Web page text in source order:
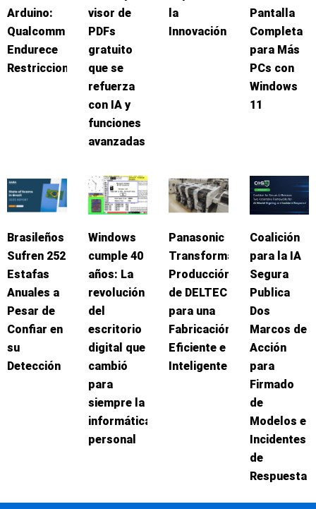
Arduino:
Qualcomm
Endurece
Restricciones
visor de
PDFs
gratuito
que se
refuerza
con IA y
funciones
avanzadas
la
Innovación
Pantalla
Completa
para Más
PCs con
Windows
11
Brasileños
Sufren 252
Estafas
Anuales a
Pesar de
Confiar en
su
Detección
Windows
cumple 40
años: La
revolución
del
escritorio
digital que
cambió
para
siempre la
informática
personal
Panasonic
Transforma
Producción
de DELTEC
para una
Fabricación
Eficiente e
Inteligente
Coalición
para la IA
Segura
Publica
Dos
Marcos de
Acción
para
Firmado
de
Modelos e
Incidentes
de
Respuesta